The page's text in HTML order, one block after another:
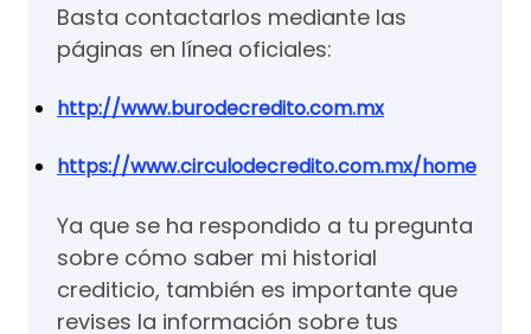
Basta contactarlos mediante las
páginas en línea oficiales:
http://www.burodecredito.com.mx
https://www.circulodecredito.com.mx/home
Ya que se ha respondido a tu pregunta
sobre cómo saber mi historial
crediticio, también es importante que
revises la información sobre tus